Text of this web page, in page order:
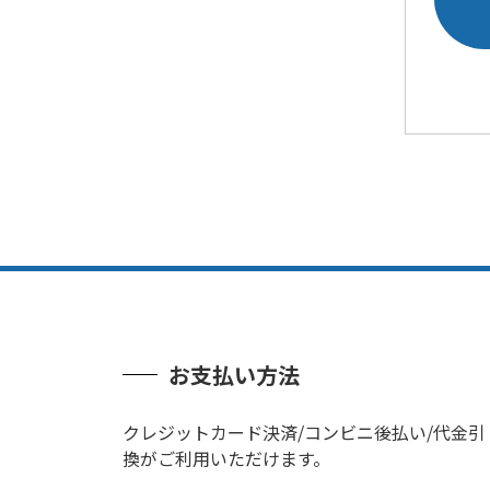
お支払い方法
クレジットカード決済/コンビニ後払い/代金引
換がご利用いただけます。